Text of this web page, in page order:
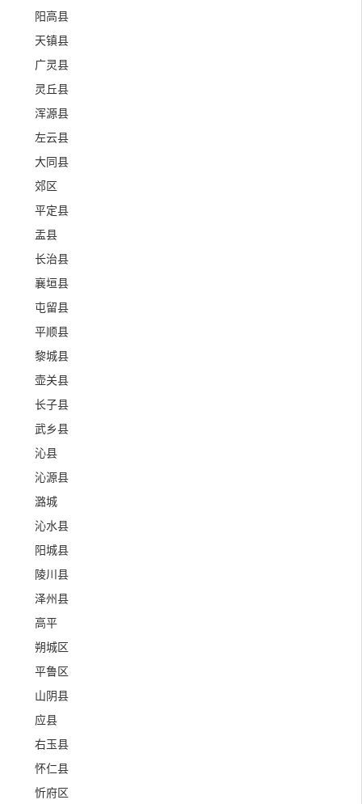
阳高县
天镇县
广灵县
灵丘县
浑源县
左云县
大同县
郊区
平定县
盂县
长治县
襄垣县
屯留县
平顺县
黎城县
壶关县
长子县
武乡县
沁县
沁源县
潞城
沁水县
阳城县
陵川县
泽州县
高平
朔城区
平鲁区
山阴县
应县
右玉县
怀仁县
忻府区